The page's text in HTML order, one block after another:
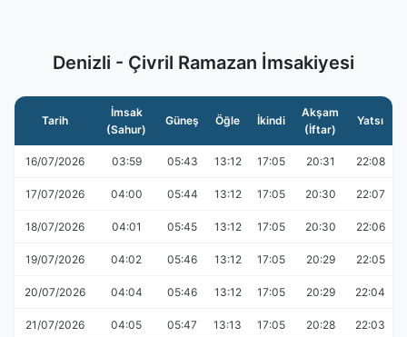
Denizli - Çivril Ramazan İmsakiyesi
Tarih
İmsak
(Sahur)
Güneş Öğle İkindi
Akşam
(İftar)
Yatsı
16/07/2026 03:59 05:43 13:12 17:05 20:31 22:08
17/07/2026 04:00 05:44 13:12 17:05 20:30 22:07
18/07/2026 04:01 05:45 13:12 17:05 20:30 22:06
19/07/2026 04:02 05:46 13:12 17:05 20:29 22:05
20/07/2026 04:04 05:46 13:12 17:05 20:29 22:04
21/07/2026 04:05 05:47 13:13 17:05 20:28 22:03